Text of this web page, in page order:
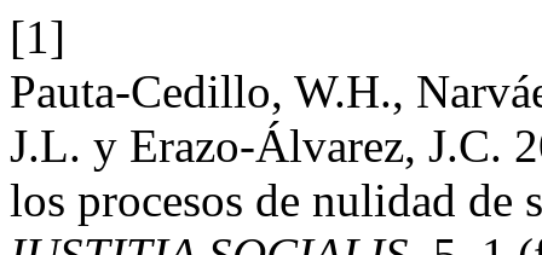
[1]
Pauta-Cedillo, W.H.,
J.L. y Erazo-Álvarez, J.C.
los procesos de nulidad de